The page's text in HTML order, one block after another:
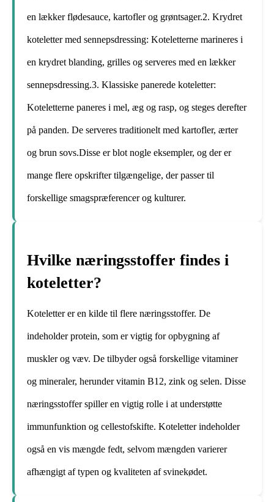
en lækker flødesauce, kartofler og grøntsager.2. Krydret
koteletter med sennepsdressing: Koteletterne marineres i
en krydret blanding, grilles og serveres med en lækker
sennepsdressing.3. Klassiske panerede koteletter:
Koteletterne paneres i mel, æg og rasp, og steges derefter
på panden. De serveres traditionelt med kartofler, ærter
og brun sovs.Disse er blot nogle eksempler, og der er
mange flere opskrifter tilgængelige, der passer til
forskellige smagspræferencer og kulturer.
Hvilke næringsstoffer findes i
koteletter?
Koteletter er en kilde til flere næringsstoffer. De
indeholder protein, som er vigtig for opbygning af
muskler og væv. De tilbyder også forskellige vitaminer
og mineraler, herunder vitamin B12, zink og selen. Disse
næringsstoffer spiller en vigtig rolle i at understøtte
immunfunktion og cellestofskifte. Koteletter indeholder
også en vis mængde fedt, selvom mængden varierer
afhængigt af typen og kvaliteten af ​​svinekødet.